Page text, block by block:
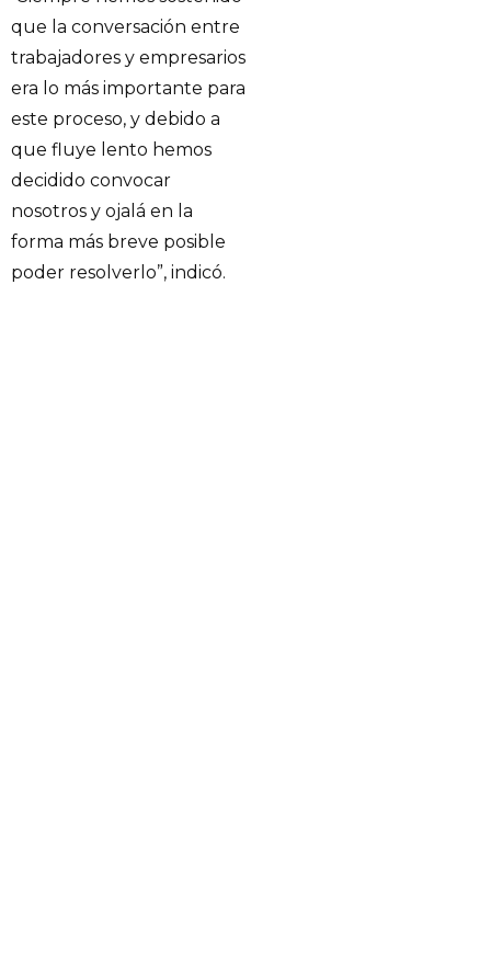
que la conversación entre
trabajadores y empresarios
era lo más importante para
este proceso, y debido a
que fluye lento hemos
decidido convocar
nosotros y ojalá en la
forma más breve posible
poder resolverlo”, indicó.